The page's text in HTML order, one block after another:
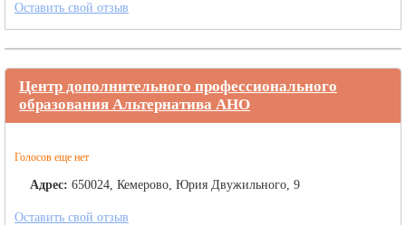
Оставить свой отзыв
Центр дополнительного профессионального
образования Альтернатива АНО
Голосов еще нет
Адрес: 650024, Кемерово, Юрия Двужильного, 9
Оставить свой отзыв